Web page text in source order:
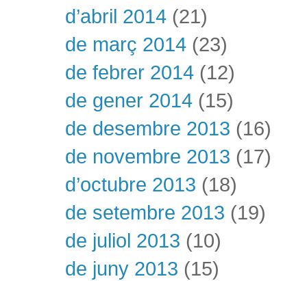
d’abril 2014 (21)
de març 2014 (23)
de febrer 2014 (12)
de gener 2014 (15)
de desembre 2013 (16)
de novembre 2013 (17)
d’octubre 2013 (18)
de setembre 2013 (19)
de juliol 2013 (10)
de juny 2013 (15)